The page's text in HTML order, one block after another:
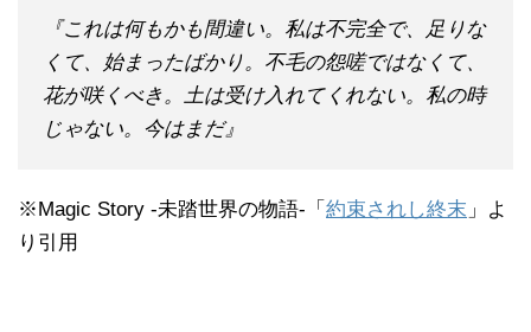
『これは何もかも間違い。私は不完全で、足りな
くて、始まったばかり。不毛の怨嗟ではなくて、
花が咲くべき。土は受け入れてくれない。私の時
じゃない。今はまだ』
※Magic Story -未踏世界の物語-「 約束されし終末 」よ
り引用